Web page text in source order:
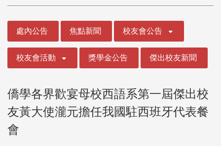
處內公告 焦點新聞 校友會公告
校友會活動 獎學金公告 傑出校友新聞
僑學各界歡宴母校西語系第一屆傑出校
友黃大使瀧元擔任我國駐西班牙代表餐
會